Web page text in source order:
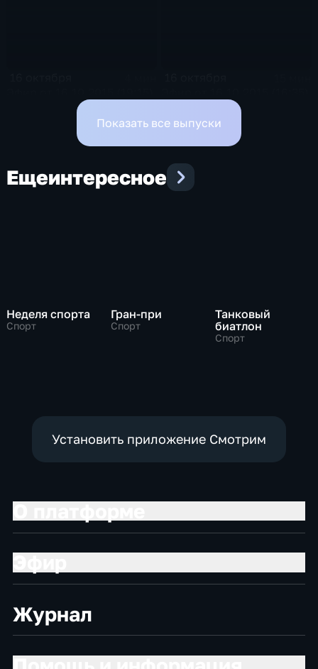
Показать все выпуски
Ещеинтересное
Неделя спорта
Спорт
Гран-при
Спорт
Танковый
биатлон
Спорт
Установить приложение Смотрим
Журнал